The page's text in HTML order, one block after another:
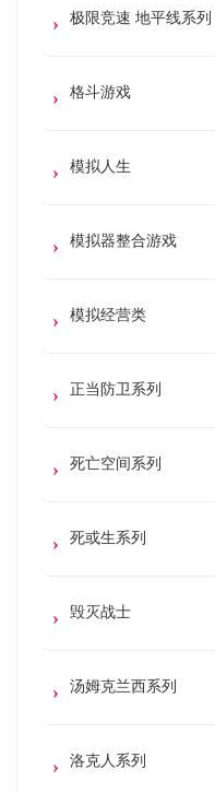
极限竞速 地平线系列
格斗游戏
模拟人生
模拟器整合游戏
模拟经营类
正当防卫系列
死亡空间系列
死或生系列
毁灭战士
汤姆克兰西系列
洛克人系列